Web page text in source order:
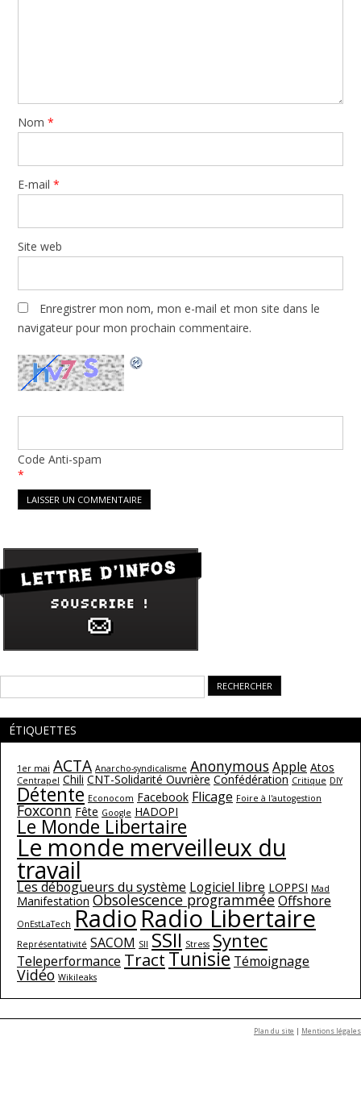
Nom*
E-mail*
Site web
Enregistrer mon nom, mon e-mail et mon site dans le
navigateur pour mon prochain commentaire.
Code Anti-spam
*
ÉTIQUETTES
1er mai ACTA Anarcho-syndicalisme AnonymousApple Atos
Centrapel Chili CNT-Solidarité Ouvrière Confédération Critique DIY
Détente Econocom Facebook Flicage Foire à l'autogestion
Foxconn Fête Google HADOPI
Le Monde Libertaire
Le monde merveilleux du
travail
Les débogueurs du système Logiciel libre LOPPSI Mad
Manifestation Obsolescence programméeOffshore
OnEstLaTech Radio Radio Libertaire
Représentativité SACOM SII SSII Stress Syntec
Teleperformance TractTunisie Témoignage
Vidéo Wikileaks
Plan du site Mentions légales